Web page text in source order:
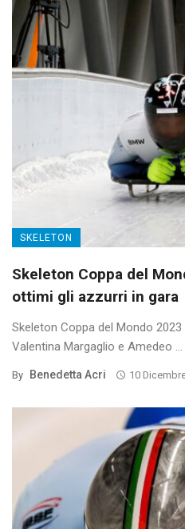
SKELETON
Skeleton Coppa del
ottimi gli azzurri in gara
Skeleton Coppa del Mondo
Valentina Margaglio e Amedeo ...
By Benedetta Acri 10